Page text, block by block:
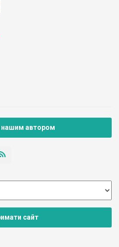
нашим автором
сайт